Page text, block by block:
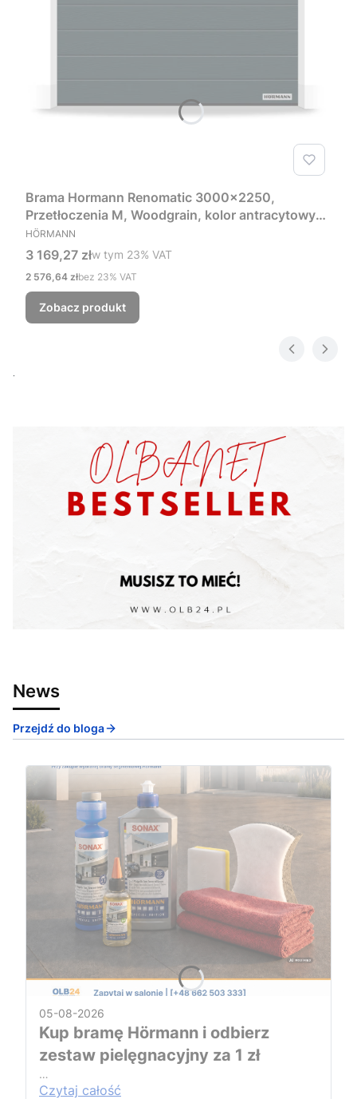
Brama Hormann Renomatic 3000x2250,
Przetłoczenia M, Woodgrain, kolor antracytowy
RAL 7016 + Prowadzenie Z
PRODUCENT
HÖRMANN
Cena brutto
3 169,27 złw tym %s VAT
w tym 23% VAT
Cena netto
2 576,64 złbez 23% VAT
Zobacz produkt
News
Przejdź do bloga
05-08-2026
Kup bramę Hörmann i odbierz
zestaw pielęgnacyjny za 1 zł
…
Czytaj całość